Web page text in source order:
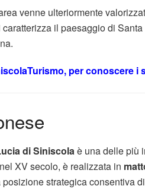
venne ulteriormente
il paesaggio di
per conoscere i
di Siniscolaè una delle più
XV secolo, è realizzata in
strategica consentiva